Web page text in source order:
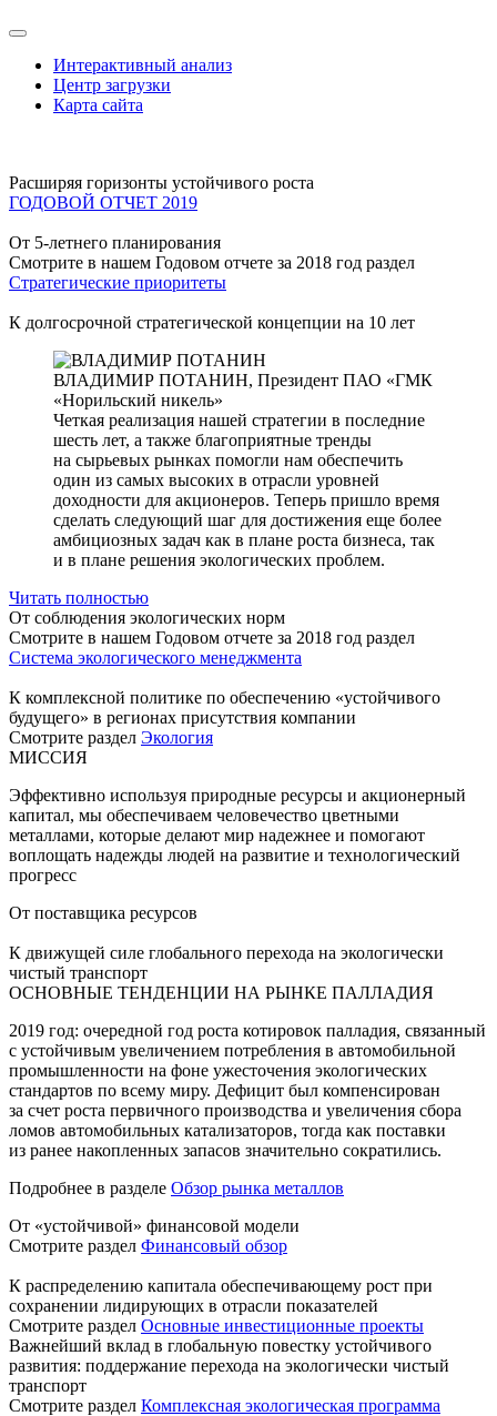
Интерактивный анализ
Центр загрузки
Карта сайта
Расширяя горизонты устойчивого роста
ГОДОВОЙ ОТЧЕТ 2019
От 5-летнего планирования
Смотрите в нашем Годовом отчете за 2018 год раздел
Стратегические приоритеты
К долгосрочной стратегической концепции на 10 лет
ВЛАДИМИР ПОТАНИН, Президент ПАО «ГМК
«Норильский никель»
Четкая реализация нашей стратегии в последние
шесть лет, а также благоприятные тренды
на сырьевых рынках помогли нам обеспечить
один из самых высоких в отрасли уровней
доходности для акционеров. Теперь пришло время
сделать следующий шаг для достижения еще более
амбициозных задач как в плане роста бизнеса, так
и в плане решения экологических проблем.
Читать полностью
От соблюдения экологических норм
Смотрите в нашем Годовом отчете за 2018 год раздел
Система экологического менеджмента
К комплексной политике по обеспечению «устойчивого
будущего» в регионах присутствия компании
Смотрите раздел Экология
МИССИЯ
Эффективно используя природные ресурсы и акционерный
капитал, мы обеспечиваем человечество цветными
металлами, которые делают мир надежнее и помогают
воплощать надежды людей на развитие и технологический
прогресс
От поставщика ресурсов
К движущей силе глобального перехода на экологически
чистый транспорт
ОСНОВНЫЕ ТЕНДЕНЦИИ НА РЫНКЕ ПАЛЛАДИЯ
2019 год: очередной год роста котировок палладия, связанный
с устойчивым увеличением потребления в автомобильной
промышленности на фоне ужесточения экологических
стандартов по всему миру. Дефицит был компенсирован
за счет роста первичного производства и увеличения сбора
ломов автомобильных катализаторов, тогда как поставки
из ранее накопленных запасов значительно сократились.
Подробнее в разделе Обзор рынка металлов
От «устойчивой» финансовой модели
Смотрите раздел Финансовый обзор
К распределению капитала обеспечивающему рост при
сохранении лидирующих в отрасли показателей
Смотрите раздел Основные инвестиционные проекты
Важнейший вклад в глобальную повестку устойчивого
развития: поддержание перехода на экологически чистый
транспорт
Смотрите раздел Комплексная экологическая программа